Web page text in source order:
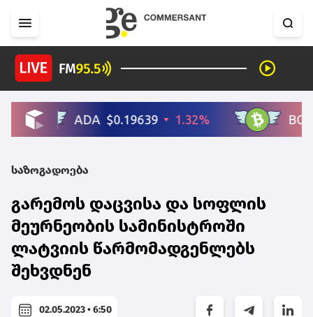
საზოგადოება
გარემოს დაცვისა და სოფლის
მეურნეობის სამინისტროში
ლატვიის წარმომადგენლებს
შეხვდნენ
02.05.2023 • 6:50